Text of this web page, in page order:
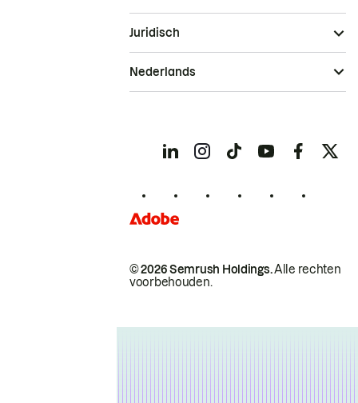
© 2026 Semrush Holdings.Alle rechten
voorbehouden.
Juridisch
Nederlands